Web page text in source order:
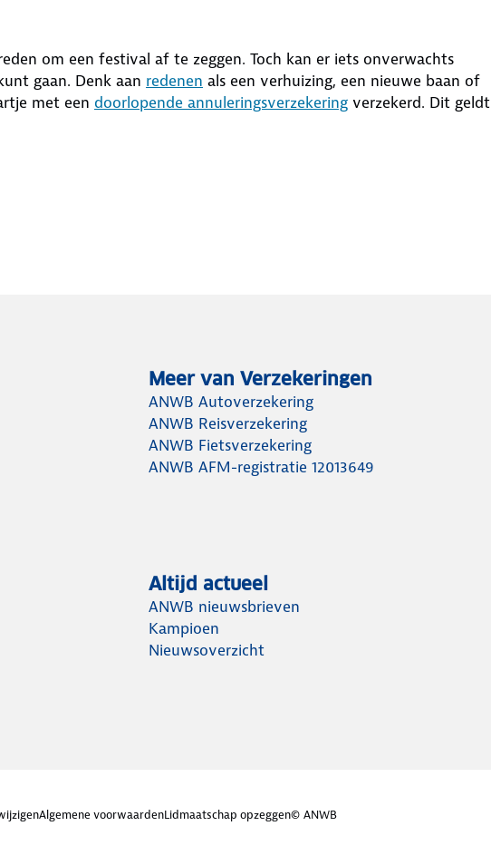
om een festival af te zeggen. Toch kan er iets onverwachts
gaan. Denk aan redenen als een verhuizing, een nieuwe baan of
met een doorlopende annuleringsverzekering verzekerd. Dit geldt
Meer van Verzekeringen
ANWB Autoverzekering
ANWB Reisverzekering
ANWB Fietsverzekering
ANWB AFM-registratie 12013649
Altijd actueel
ANWB nieuwsbrieven
Kampioen
Nieuwsoverzicht
Algemene voorwaardenLidmaatschap opzeggen© ANWB